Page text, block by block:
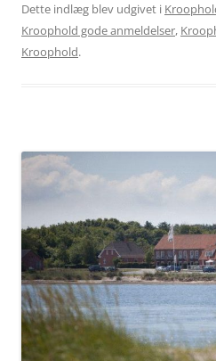
Dette indlæg blev udgivet i
Kroophold gode anmeldelser,
Kroophold.